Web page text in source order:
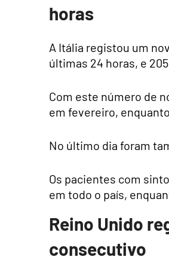
horas
A Itália registou um
últimas 24 horas, e
Com este número de
em fevereiro,
No último dia foram
Os pacientes com
em todo o país,
Reino Unido
consecutivo